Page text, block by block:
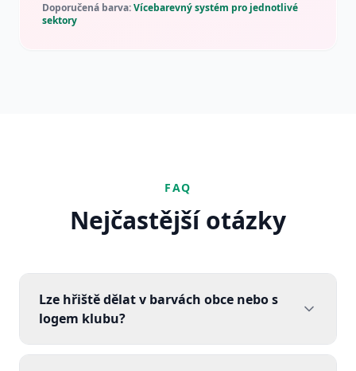
Doporučená barva:Vícebarevný systém pro jednotlivé
sektory
FAQ
Nejčastější otázky
Lze hřiště dělat v barvách obce nebo s
logem klubu?